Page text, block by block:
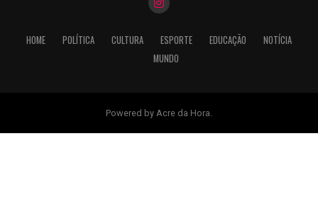
HOME POLÍTICA CULTURA ESPORTE EDUCAÇÃO
NOTÍCIA
MUNDO
Powered by Acre da Hora.